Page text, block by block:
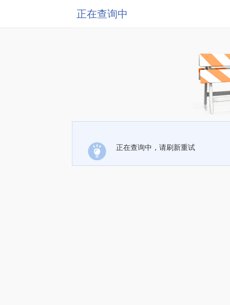
正在查询中
正在查询中，请刷新重试